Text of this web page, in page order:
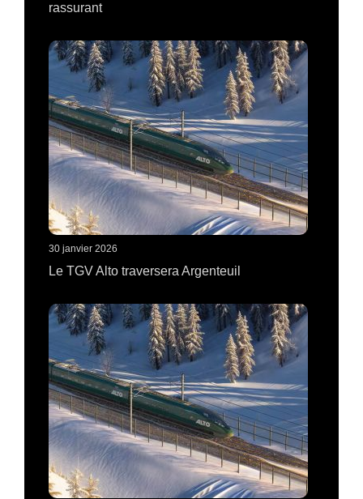
rassurant
30 janvier 2026
Le TGV Alto traversera Argenteuil